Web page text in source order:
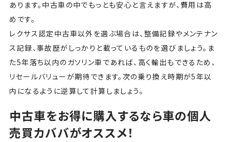
あります。中古車の中でもっとも安心と言えますが、費用は高
めです。
レクサス認定中古車以外を選ぶ場合は、整備記録やメンテナン
ス記録、事故歴がしっかりと載っているものを選びましょう。ま
た5年落ち以内のガソリン車であれば、高く輸出もできるため、
リセールバリューが期待できます。次の乗り換え時期が5年以
内になるように逆算して計算しましょう。
中古車をお得に購入するなら車の個人
売買カババがオススメ！